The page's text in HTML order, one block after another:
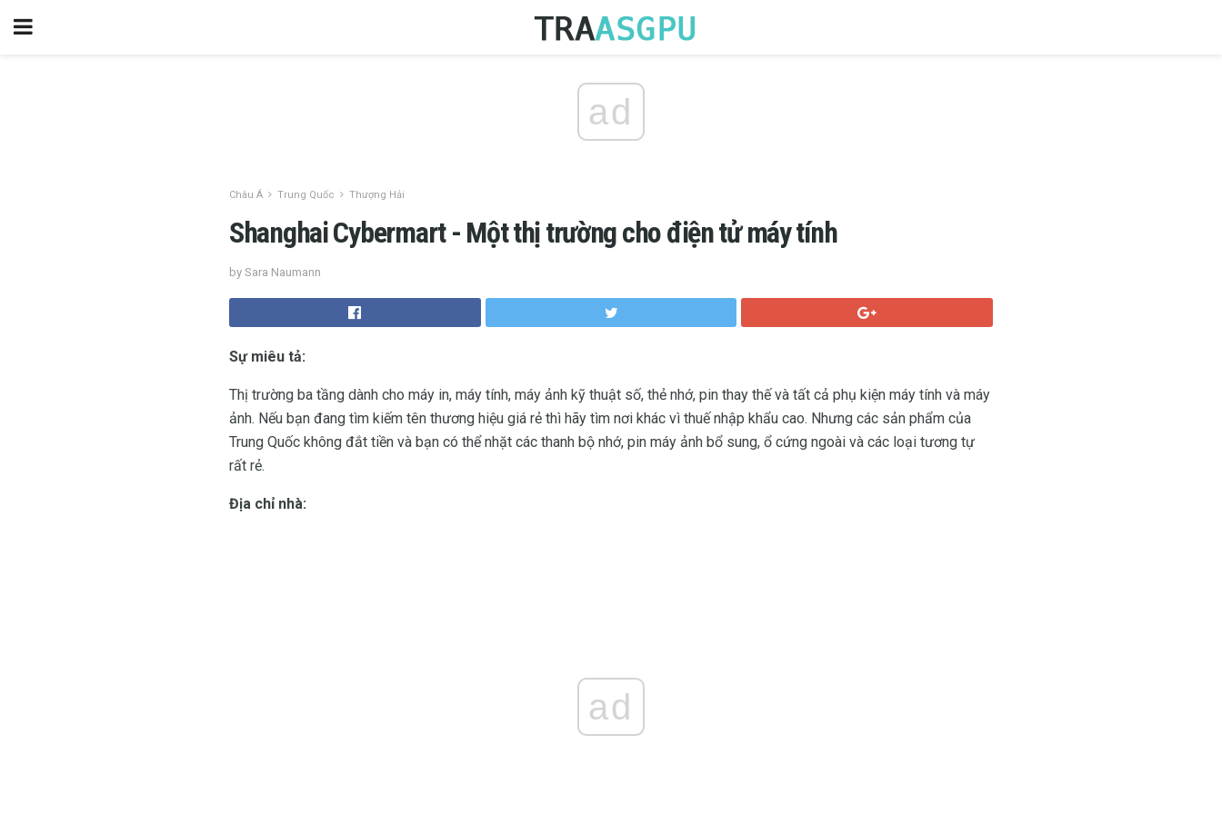
ad
Châu Á Trung Quốc Thượng Hải
Shanghai Cybermart - Một thị trường cho điện tử máy tính
by Sara Naumann
Sự miêu tả:
Thị trường ba tầng dành cho máy in, máy tính, máy ảnh kỹ thuật số, thẻ nhớ, pin thay thế và tất cả phụ kiện máy tính và máy
ảnh. Nếu bạn đang tìm kiếm tên thương hiệu giá rẻ thì hãy tìm nơi khác vì thuế nhập khẩu cao. Nhưng các sản phẩm của
Trung Quốc không đắt tiền và bạn có thể nhặt các thanh bộ nhớ, pin máy ảnh bổ sung, ổ cứng ngoài và các loại tương tự
rất rẻ.
Địa chỉ nhà:
ad